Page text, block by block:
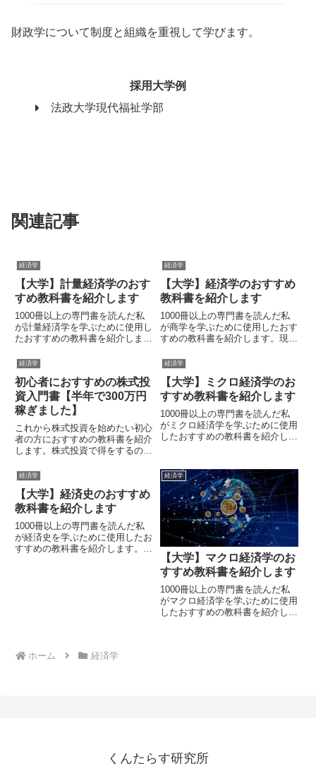
財政学について制度と組織を重視して学びます。
採用大学例
法政大学現代福祉学部
関連記事
経済学
【大学】計量経済学のおす
すめ教科書を紹介します
1000冊以上の専門書を読んだ私
が計量経済学を学ぶために使用し
たおすすめの教科書を紹介しま
う数学的知識を用いて経済モデル
のデータ分析を行います。文系の
学生は数学が苦手な場合が多いの
で、おすすめの数学書も合わせて
紹介します。
経済学
【大学】経済学のおすすめ
教科書を紹介します
1000冊以上の専門書を読んだ私
が商学を学ぶために使用したおす
すめの教科書を紹介します。現代
識は重宝します。経済学部でなく
とも、最低限の知識は学んでおき
ましょう。
経済学
初心者におすすめの株式投
資入門書【半年で300万円
稼ぎました】
これから株式投資を始めたい初心
者の方におすすめの教科書を紹介
します。株式投資で得をするのも
は教科書を数冊読んで基礎を固め
ましょう。
経済学
【大学】ミクロ経済学のお
すすめ教科書を紹介します
1000冊以上の専門書を読んだ私
がミクロ経済学を学ぶために使用
したおすすめの教科書を紹介しま
教養として押さえておきたい知識
になります。
経済学
【大学】経済史のおすすめ
教科書を紹介します
1000冊以上の専門書を読んだ私
が経済史を学ぶために使用したお
すすめの教科書を紹介します。経
経済学
【大学】マクロ経済学のお
すすめ教科書を紹介します
1000冊以上の専門書を読んだ私
がマクロ経済学を学ぶために使用
したおすすめの教科書を紹介しま
ホーム 経済学
くんたらす研究所